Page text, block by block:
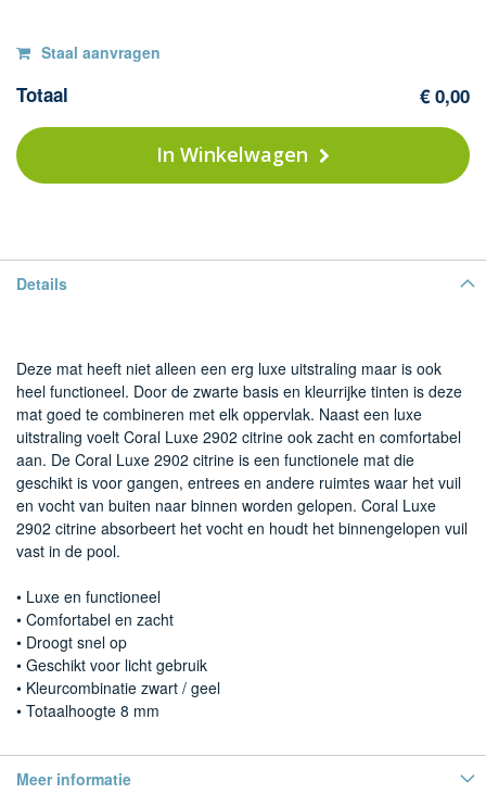
Staal aanvragen
Op
Totaal € 0,00
In Winkelwagen
Details
Deze mat heeft niet alleen een erg luxe uitstraling maar is ook
heel functioneel. Door de zwarte basis en kleurrijke tinten is deze
mat goed te combineren met elk oppervlak. Naast een luxe
uitstraling voelt Coral Luxe 2902 citrine ook zacht en comfortabel
aan. De Coral Luxe 2902 citrine is een functionele mat die
geschikt is voor gangen, entrees en andere ruimtes waar het vuil
en vocht van buiten naar binnen worden gelopen. Coral Luxe
2902 citrine absorbeert het vocht en houdt het binnengelopen vuil
vast in de pool.
• Luxe en functioneel
• Comfortabel en zacht
• Droogt snel op
• Geschikt voor licht gebruik
• Kleurcombinatie zwart / geel
• Totaalhoogte 8 mm
Meer informatie